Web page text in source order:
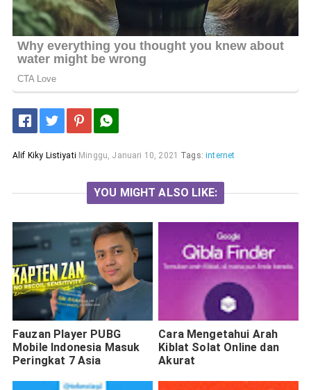
Alif Kiky Listiyati Minggu, Januari 10, 2021 Tags:internet
YOU MIGHT ALSO LIKE:
Fauzan Player PUBG
Mobile Indonesia Masuk
Peringkat 7 Asia
Cara Mengetahui Arah
Kiblat Solat Online dan
Akurat